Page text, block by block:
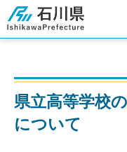
石川県
県立高等学校
について